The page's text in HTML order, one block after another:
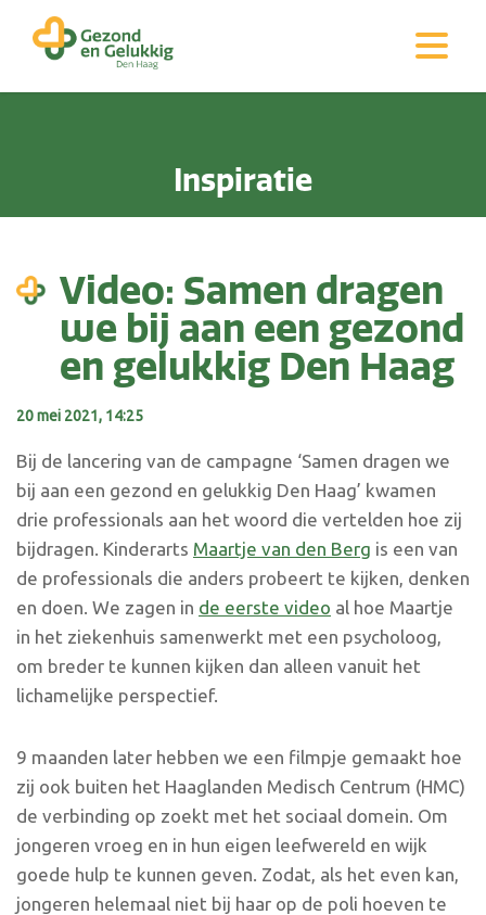
Inspiratie
Video: Samen dragen
we bij aan een gezond
en gelukkig Den Haag
20 mei 2021, 14:25
Bij de lancering van de campagne ‘Samen dragen we
bij aan een gezond en gelukkig Den Haag’ kwamen
drie professionals aan het woord die vertelden hoe zij
bijdragen. Kinderarts Maartje van den Berg is een van
de professionals die anders probeert te kijken, denken
en doen. We zagen in de eerste video al hoe Maartje
in het ziekenhuis samenwerkt met een psycholoog,
om breder te kunnen kijken dan alleen vanuit het
lichamelijke perspectief.
9 maanden later hebben we een filmpje gemaakt hoe
zij ook buiten het Haaglanden Medisch Centrum (HMC)
de verbinding op zoekt met het sociaal domein. Om
jongeren vroeg en in hun eigen leefwereld en wijk
goede hulp te kunnen geven. Zodat, als het even kan,
jongeren helemaal niet bij haar op de poli hoeven te